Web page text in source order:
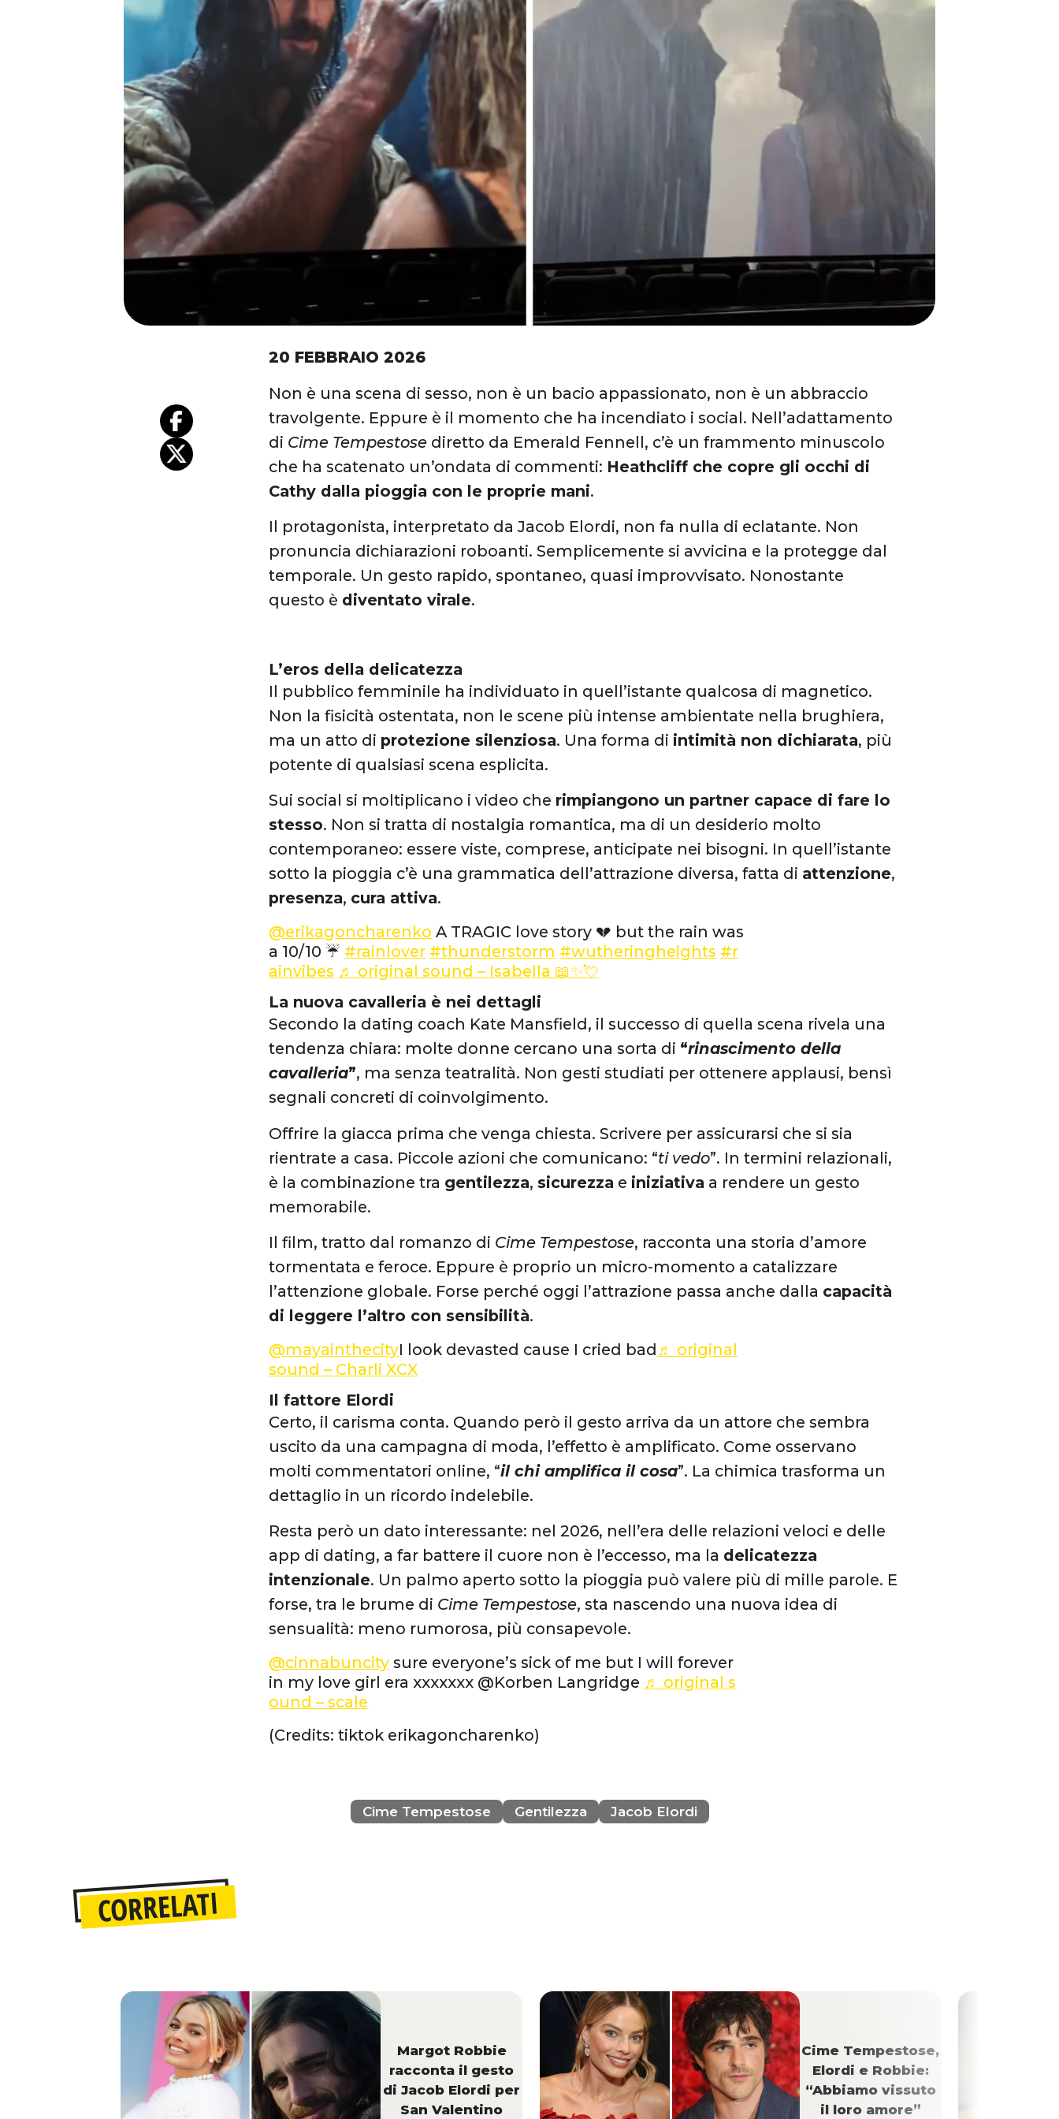
20 FEBBRAIO 2026
Non è una scena di sesso, non è un bacio appassionato, non è un abbraccio
travolgente. Eppure è il momento che ha incendiato i social. Nell’adattamento
di Cime Tempestose diretto da Emerald Fennell, c’è un frammento minuscolo
che ha scatenato un’ondata di commenti: Heathcliff che copre gli occhi di
Cathy dalla pioggia con le proprie mani.
Il protagonista, interpretato da Jacob Elordi, non fa nulla di eclatante. Non
pronuncia dichiarazioni roboanti. Semplicemente si avvicina e la protegge dal
temporale. Un gesto rapido, spontaneo, quasi improvvisato. Nonostante
questo è diventato virale.
L’eros della delicatezza
Il pubblico femminile ha individuato in quell’istante qualcosa di magnetico.
Non la fisicità ostentata, non le scene più intense ambientate nella brughiera,
ma un atto di protezione silenziosa. Una forma di intimità non dichiarata, più
potente di qualsiasi scena esplicita.
Sui social si moltiplicano i video che rimpiangono un partner capace di fare lo
stesso. Non si tratta di nostalgia romantica, ma di un desiderio molto
contemporaneo: essere viste, comprese, anticipate nei bisogni. In quell’istante
sotto la pioggia c’è una grammatica dell’attrazione diversa, fatta di attenzione,
presenza, cura attiva.
@erikagoncharenko A TRAGIC love story 💔 but the rain was
a 10/10 ☔️ #rainlover #thunderstorm #wutheringheights #r
ainvibes ♬ original sound – Isabella 📖✨💘
La nuova cavalleria è nei dettagli
Secondo la dating coach Kate Mansfield, il successo di quella scena rivela una
tendenza chiara: molte donne cercano una sorta di “rinascimento della
cavalleria”, ma senza teatralità. Non gesti studiati per ottenere applausi, bensì
segnali concreti di coinvolgimento.
Offrire la giacca prima che venga chiesta. Scrivere per assicurarsi che si sia
rientrate a casa. Piccole azioni che comunicano: “ti vedo”. In termini relazionali,
è la combinazione tra gentilezza, sicurezza e iniziativa a rendere un gesto
memorabile.
Il film, tratto dal romanzo di Cime Tempestose, racconta una storia d’amore
tormentata e feroce. Eppure è proprio un micro-momento a catalizzare
l’attenzione globale. Forse perché oggi l’attrazione passa anche dalla capacità
di leggere l’altro con sensibilità.
@mayainthecityI look devasted cause I cried bad ♬ original
sound – Charli XCX
Il fattore Elordi
Certo, il carisma conta. Quando però il gesto arriva da un attore che sembra
uscito da una campagna di moda, l’effetto è amplificato. Come osservano
molti commentatori online, “il chi amplifica il cosa”. La chimica trasforma un
dettaglio in un ricordo indelebile.
Resta però un dato interessante: nel 2026, nell’era delle relazioni veloci e delle
app di dating, a far battere il cuore non è l’eccesso, ma la delicatezza
intenzionale. Un palmo aperto sotto la pioggia può valere più di mille parole. E
forse, tra le brume di Cime Tempestose, sta nascendo una nuova idea di
sensualità: meno rumorosa, più consapevole.
@cinnabuncity sure everyone’s sick of me but I will forever
in my love girl era xxxxxxx @Korben Langridge ♬ original s
ound – scale
(Credits: tiktok erikagoncharenko)
Cime Tempestose Gentilezza Jacob Elordi
CORRELATI
Margot Robbie
racconta il gesto
di Jacob Elordi per
San Valentino
Cime Tempestose,
Elordi e Robbie:
“Abbiamo vissuto
il loro amore”